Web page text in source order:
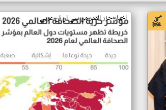
اخبار جزر القمر من سي ان ان عربي